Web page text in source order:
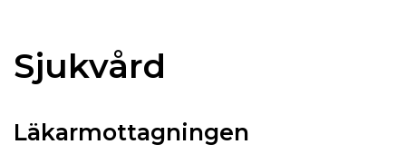
Sjukvård
Läkarmottagningen